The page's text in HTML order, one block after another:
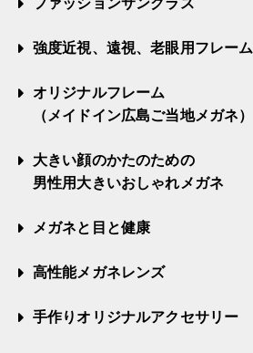
ファッションサングラス
強度近視、遠視、老眼用フレーム
オリジナルフレーム
（メイドイン広島ご当地メガネ）
大きい顔のかたのための
男性用大きいおしゃれメガネ
メガネと目と健康
高性能メガネレンズ
手作りオリジナルアクセサリー